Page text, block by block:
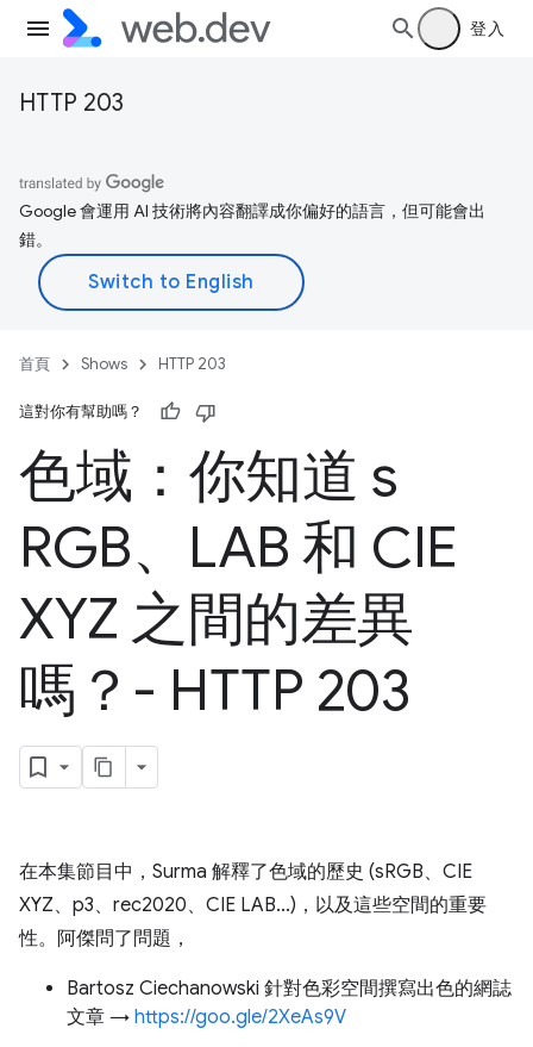
登入
HTTP 203
Google 會運用 AI 技術將內容翻譯成你偏好的語言，但可能會出
錯。
首頁 Shows HTTP 203
這對你有幫助嗎？
色域：你知道 s
RGB、LAB 和 CIE
XYZ 之間的差異
嗎？- HTTP 203
在本集節目中，Surma 解釋了色域的歷史 (sRGB、CIE
XYZ、p3、rec2020、CIE LAB...)，以及這些空間的重要
性。阿傑問了問題，
Bartosz Ciechanowski 針對色彩空間撰寫出色的網誌
文章 → https://goo.gle/2XeAs9V